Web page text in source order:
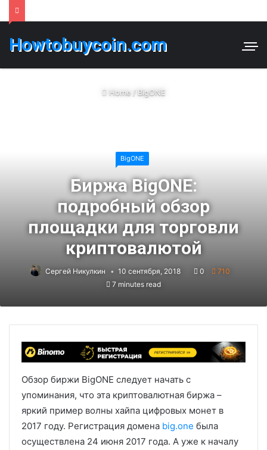
Howtobuycoin.com
Home / BigONE
BigONE
Биржа BigONE:
подробный обзор
площадки для торговли
криптовалютой
Сергей Никулкин 10 сентября, 2018 0
710
7 minutes read
Обзор биржи BigONE следует начать с
упоминания, что эта криптовалютная биржа –
яркий пример волны хайпа цифровых монет в
2017 году. Регистрация домена big.one была
осуществлена 24 июня 2017 года. А уже к началу